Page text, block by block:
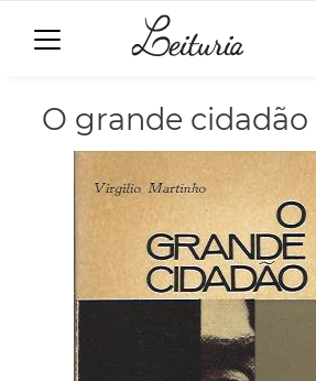
O grande cidadão